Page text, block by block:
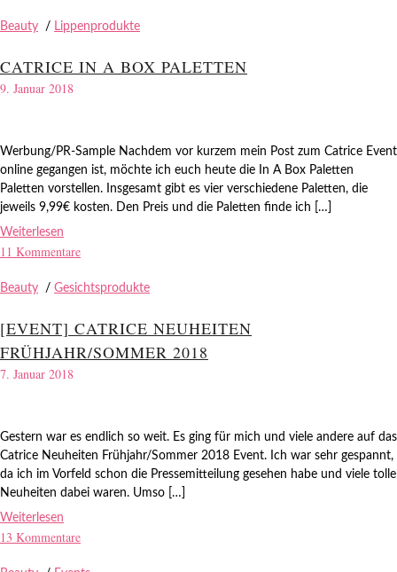
Beauty / Lippenprodukte
CATRICE IN A BOX PALETTEN
9. Januar 2018
Werbung/PR-Sample Nachdem vor kurzem mein Post zum Catrice Event
online gegangen ist, möchte ich euch heute die In A Box Paletten
Paletten vorstellen. Insgesamt gibt es vier verschiedene Paletten, die
jeweils 9,99€ kosten. Den Preis und die Paletten finde ich […]
Weiterlesen
11 Kommentare
Beauty / Gesichtsprodukte
[EVENT] CATRICE NEUHEITEN
FRÜHJAHR/SOMMER 2018
7. Januar 2018
Gestern war es endlich so weit. Es ging für mich und viele andere auf das
Catrice Neuheiten Frühjahr/Sommer 2018 Event. Ich war sehr gespannt,
da ich im Vorfeld schon die Pressemitteilung gesehen habe und viele tolle
Neuheiten dabei waren. Umso […]
Weiterlesen
13 Kommentare